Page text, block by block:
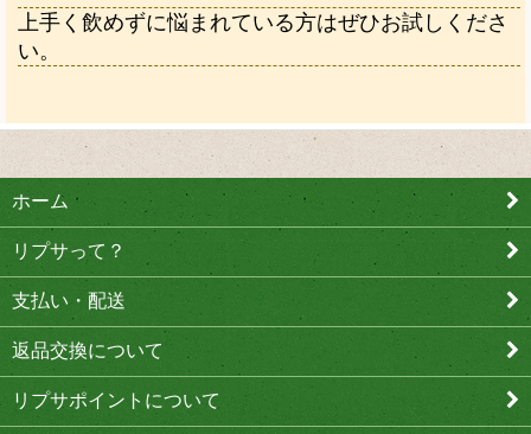
上手く飲めずに悩まれている方はぜひお試しくださ
い。
ホーム
リプサって？
支払い・配送
返品交換について
リプサポイントについて